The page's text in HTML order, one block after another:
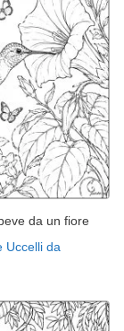
da un fiore
Uccelli da